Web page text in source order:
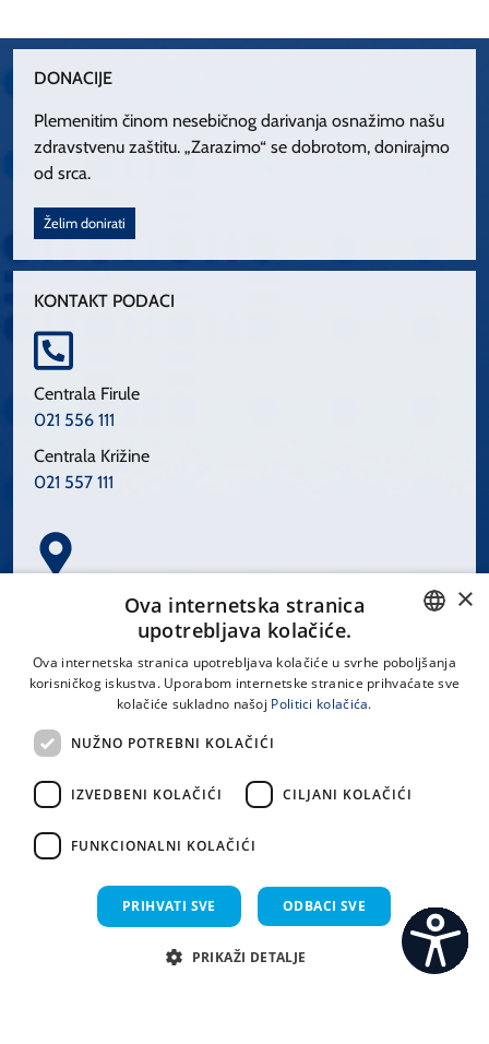
DONACIJE
Plemenitim činom nesebičnog darivanja osnažimo našu
zdravstvenu zaštitu. „Zarazimo“ se dobrotom, donirajmo
od srca.
Želim donirati
KONTAKT PODACI
Centrala Firule
021 556 111
Centrala Križine
021 557 111
Spinčićeva 1, 21000 Split
LINKOVI
Uvjeti korištenja
CROATIAN
×
Ova internetska stranica
upotrebljava kolačiće.
Ova internetska stranica upotrebljava kolačiće u svrhe poboljšanja
korisničkog iskustva. Uporabom internetske stranice prihvaćate sve
kolačiće sukladno našoj Politici kolačića.
NUŽNO POTREBNI KOLAČIĆI
IZVEDBENI KOLAČIĆI CILJANI KOLAČIĆI
FUNKCIONALNI KOLAČIĆI
PRIHVATI SVE ODBACI SVE
PRIKAŽI DETALJE